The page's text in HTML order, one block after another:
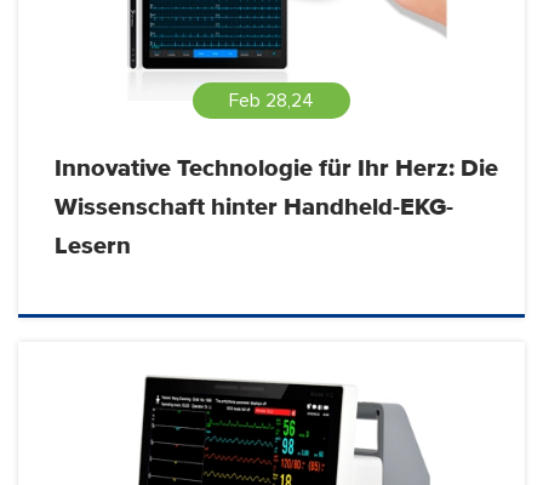
Feb 28,24
Innovative Technologie für Ihr Herz: Die
Wissenschaft hinter Handheld-EKG-
Lesern